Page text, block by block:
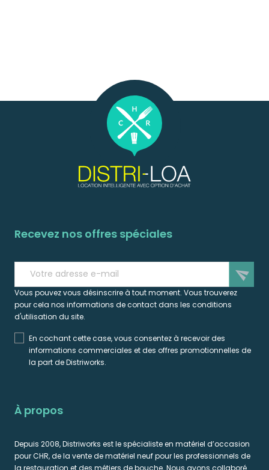
Recevez nos offres spéciales
send
Vous pouvez vous désinscrire à tout moment. Vous trouverez
pour cela nos informations de contact dans les conditions
d'utilisation du site.
En cochant cette case, vous consentez à recevoir des
informations commerciales et des offres promotionnelles de
la part de Distriworks.
À propos
Depuis 2008, Distriworks est le spécialiste en matériel d’occasion
pour CHR, de la vente de matériel neuf pour les professionnels de
la restauration et des métiers de bouche. Nous avons collaboré